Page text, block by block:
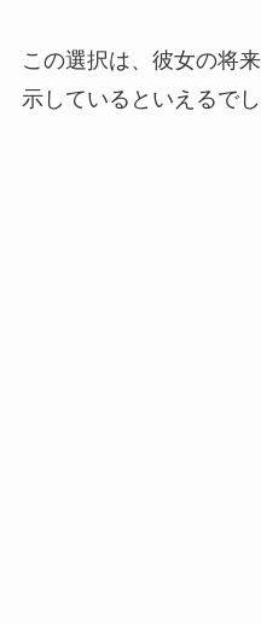
この選択は、彼女の将
示しているといえるでし